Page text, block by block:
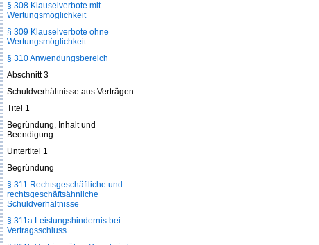
§ 308 Klauselverbote mit
Wertungsmöglichkeit
§ 309 Klauselverbote ohne
Wertungsmöglichkeit
§ 310 Anwendungsbereich
Abschnitt 3
Schuldverhältnisse aus Verträgen
Titel 1
Begründung, Inhalt und
Beendigung
Untertitel 1
Begründung
§ 311 Rechtsgeschäftliche und
rechtsgeschäftsähnliche
Schuldverhältnisse
§ 311a Leistungshindernis bei
Vertragsschluss